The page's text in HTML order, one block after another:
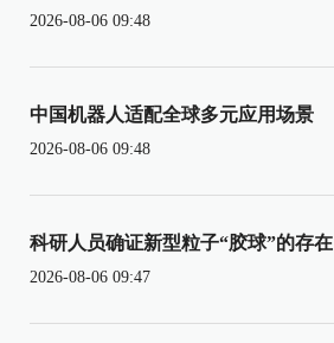
2026-08-06 09:48
中国机器人适配全球多元应用场景
2026-08-06 09:48
科研人员确证新型粒子“胶球”的存在
2026-08-06 09:47